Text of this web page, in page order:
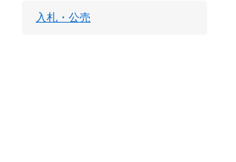
入札・公売